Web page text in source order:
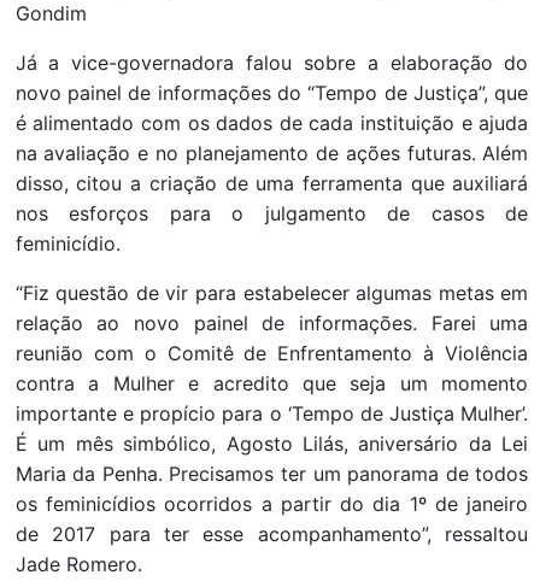
Gondim
Já a vice-governadora falou sobre a elaboração do
novo painel de informações do “Tempo de Justiça”, que
é alimentado com os dados de cada instituição e ajuda
na avaliação e no planejamento de ações futuras. Além
disso, citou a criação de uma ferramenta que auxiliará
nos esforços para o julgamento de casos de
feminicídio.
“Fiz questão de vir para estabelecer algumas metas em
relação ao novo painel de informações. Farei uma
reunião com o Comitê de Enfrentamento à Violência
contra a Mulher e acredito que seja um momento
importante e propício para o ‘Tempo de Justiça Mulher’.
É um mês simbólico, Agosto Lilás, aniversário da Lei
Maria da Penha. Precisamos ter um panorama de todos
os feminicídios ocorridos a partir do dia 1º de janeiro
de 2017 para ter esse acompanhamento”, ressaltou
Jade Romero.